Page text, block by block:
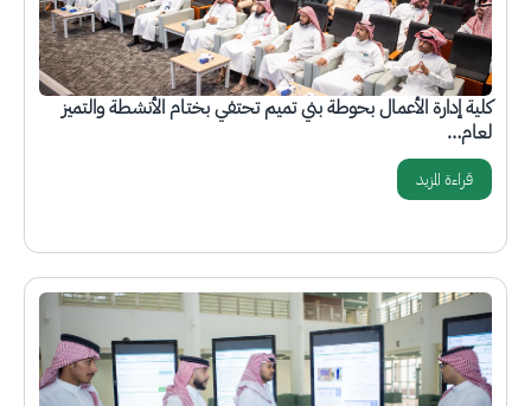
كلية إدارة الأعمال بحوطة بني تميم تحتفي بختام الأنشطة والتميز
لعام…
قراءة المزيد
الصورة